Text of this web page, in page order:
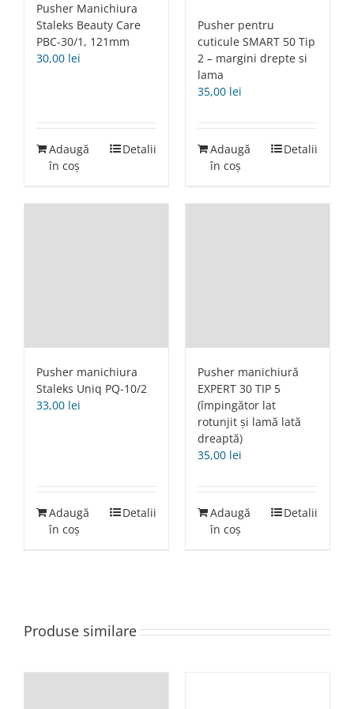
Pusher Manichiura
Staleks Beauty Care
PBC-30/1, 121mm
30,00 lei
Adaugă
în coș
Detalii
Pusher pentru
cuticule SMART 50 Tip
2 – margini drepte si
lama
35,00 lei
Adaugă
în coș
Detalii
Pusher manichiura
Staleks Uniq PQ-10/2
33,00 lei
Adaugă
în coș
Detalii
Pusher manichiură
EXPERT 30 TIP 5
(împingător lat
rotunjit și lamă lată
dreaptă)
35,00 lei
Adaugă
în coș
Detalii
Produse similare